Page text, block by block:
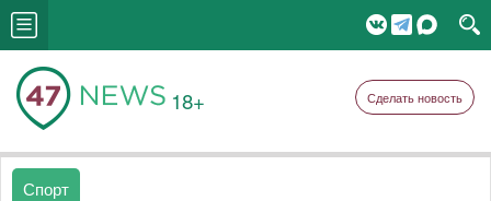
18+ Сделать новость
Спорт